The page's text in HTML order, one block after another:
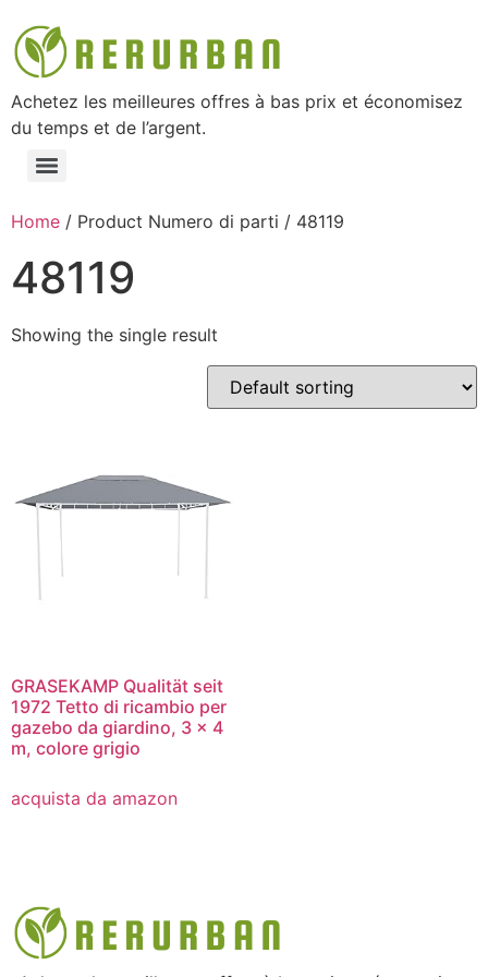
Achetez les meilleures offres à bas prix et économisez
du temps et de l’argent.
Home / Product Numero di parti / ‎48119
‎48119
Showing the single result
GRASEKAMP Qualität seit
1972 Tetto di ricambio per
gazebo da giardino, 3 x 4
m, colore grigio
acquista da amazon